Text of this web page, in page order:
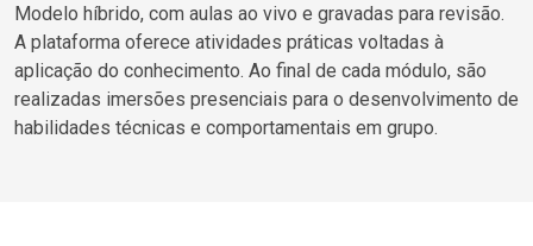
Modelo híbrido, com aulas ao vivo e gravadas para revisão.
A plataforma oferece atividades práticas voltadas à
aplicação do conhecimento. Ao final de cada módulo, são
realizadas imersões presenciais para o desenvolvimento de
habilidades técnicas e comportamentais em grupo.